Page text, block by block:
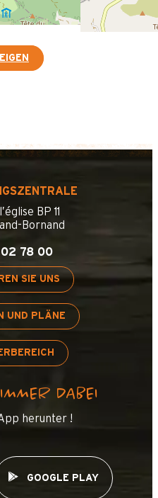
13/02/2024
BP 11
Bornand
78 00
SIE UNS
UND PLÄNE
IMMER DABEI
herunter !
GOOGLE PLAY